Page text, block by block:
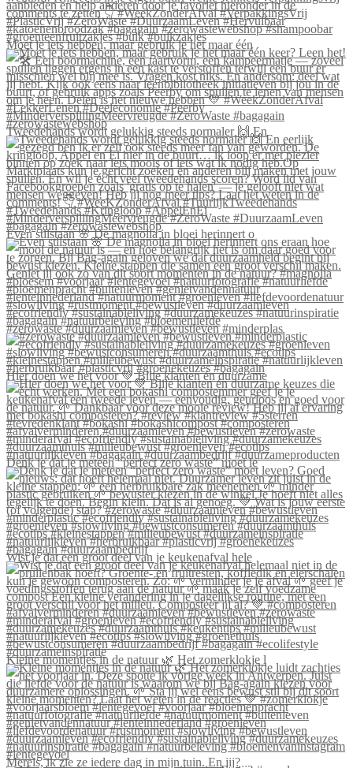
Moet je iets hebben, maar gebruik je het maar één
Tweedehands wordt gelukkig steeds normaler 🙌 En
Even stilstaan 🌸 De magnolia in bloei herinnert o
#zerowaste #duurzaamleven #bewustleven #minderplas
Hier doen we het voor 💚 Blije klanten én duurzame
Denk je dat je meteen “perfect zero waste” moet le
Wist je dat een groot deel van je keukenafval hele
Kleine momentjes in de natuur 🌿 Het zomerklokje l
Merels, ik zie ze iedere dag in mijn tuin. En jij?